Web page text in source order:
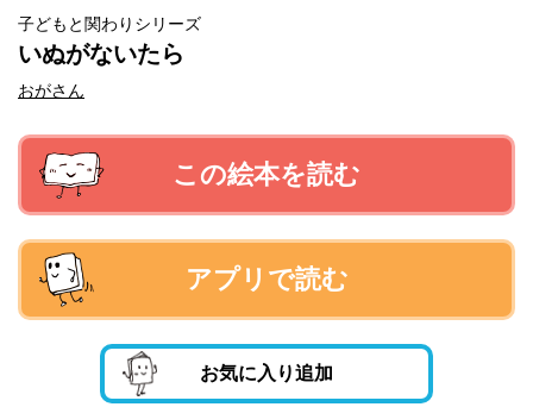
子どもと関わりシリーズ
いぬがないたら
おがさん
この絵本を読む
アプリで読む
お気に入り追加